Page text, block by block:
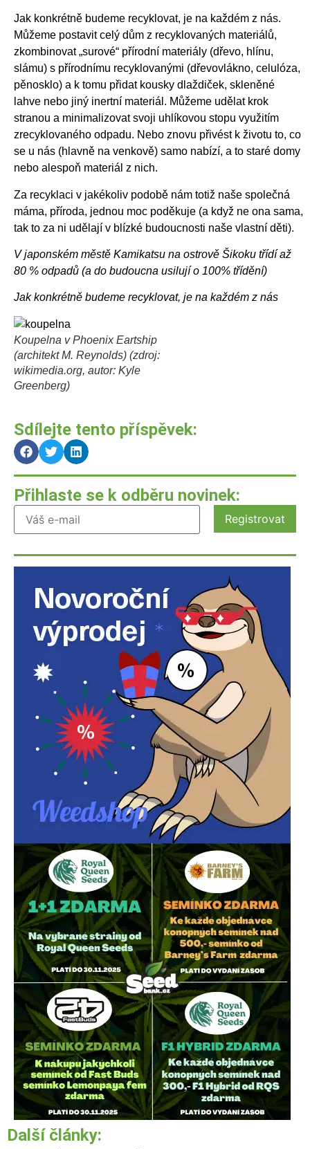
Jak konkrétně budeme recyklovat, je na každém z nás.
Můžeme postavit celý dům z recyklovaných materiálů,
zkombinovat „surové“ přírodní materiály (dřevo, hlínu,
slámu) s přírodnímu recyklovanými (dřevovlákno, celulóza,
pěnosklo) a k tomu přidat kousky dlaždiček, skleněné
lahve nebo jiný inertní materiál. Můžeme udělat krok
stranou a minimalizovat svoji uhlíkovou stopu využitím
zrecyklovaného odpadu. Nebo znovu přivést k životu to, co
se u nás (hlavně na venkově) samo nabízí, a to staré domy
nebo alespoň materiál z nich.
Za recyklaci v jakékoliv podobě nám totiž naše společná
máma, příroda, jednou moc poděkuje (a když ne ona sama,
tak to za ni udělají v blízké budoucnosti naše vlastní děti).
V japonském městě Kamikatsu na ostrově Šikoku třídí až
80 % odpadů (a do budoucna usilují o 100% třídění)
Jak konkrétně budeme recyklovat, je na každém z nás
Koupelna v Phoenix Eartship
(architekt M. Reynolds) (zdroj:
wikimedia.org, autor: Kyle
Greenberg)
Sdílejte tento příspěvek:
Přihlaste se k odběru novinek:
Další články: